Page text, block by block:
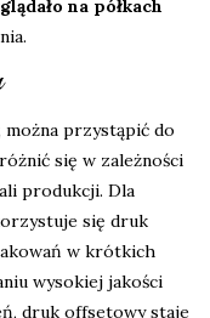
na półkach
przystąpić do
się w zależności
produkcji. Dla
się druk
w krótkich
wysokiej jakości
druk offsetowy staje